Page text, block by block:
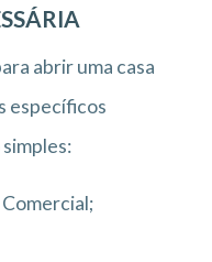
abrir uma casa
específicos